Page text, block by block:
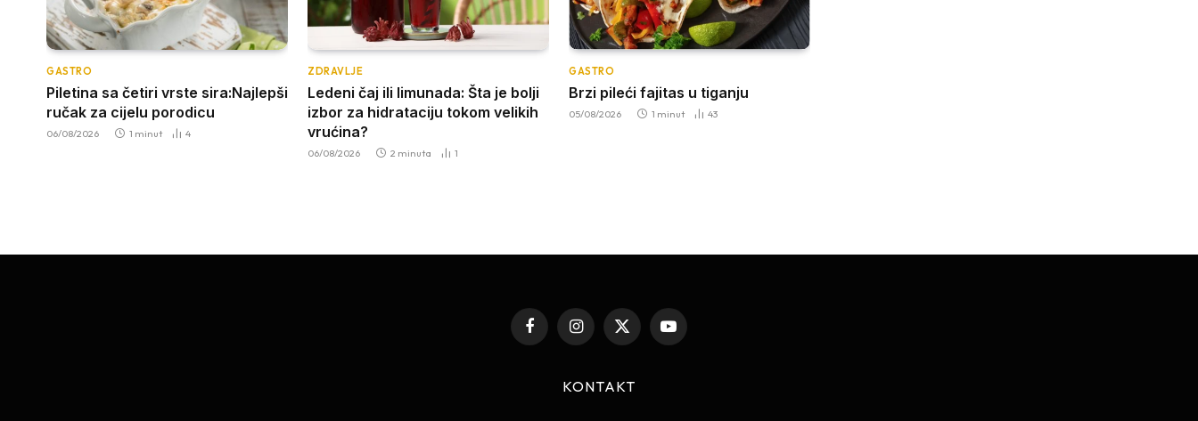
GASTRO
Piletina sa četiri vrste sira:Najlepši
ručak za cijelu porodicu
06/08/2026 1 minut 4
ZDRAVLJE
Ledeni čaj ili limunada: Šta je bolji
izbor za hidrataciju tokom velikih
vrućina?
06/08/2026 2 minuta 1
GASTRO
Brzi pileći fajitas u tiganju
05/08/2026 1 minut 43
FacebookInstagram
X
YouTube
KONTAKT